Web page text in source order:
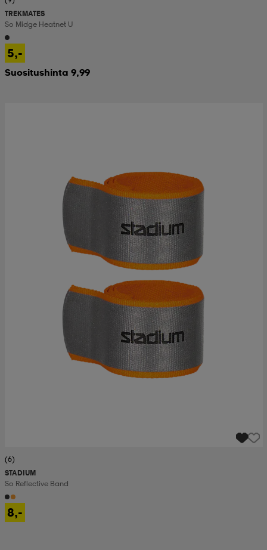
TREKMATES
So Midge Heatnet U
5,-
Suositushinta 9,99
(6)
STADIUM
So Reflective Band
8,-